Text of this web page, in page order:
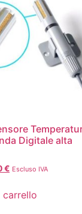
Digitale alta
€ Escluso IVA
carrello